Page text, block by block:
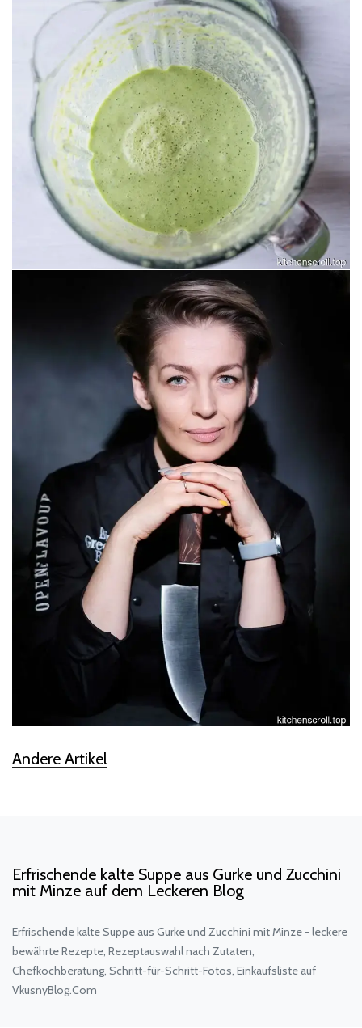
Andere Artikel
Erfrischende kalte Suppe aus Gurke und Zucchini
mit Minze auf dem Leckeren Blog
Erfrischende kalte Suppe aus Gurke und Zucchini mit Minze - leckere
bewährte Rezepte, Rezeptauswahl nach Zutaten,
Chefkochberatung, Schritt-für-Schritt-Fotos, Einkaufsliste auf
VkusnyBlog.Com